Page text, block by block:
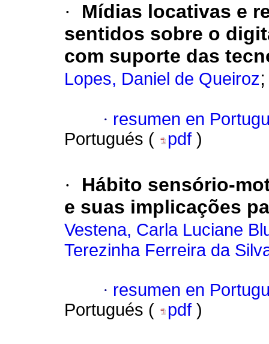
·
Mídias locativas e
sentidos sobre o
com suporte das
Lopes, Daniel de Queiroz
· resumen en
Portugués (
pdf )
·
Hábito sensório-
e suas implicações
Vestena, Carla Luciane
Terezinha Ferreira da
· resumen en
Portugués (
pdf )